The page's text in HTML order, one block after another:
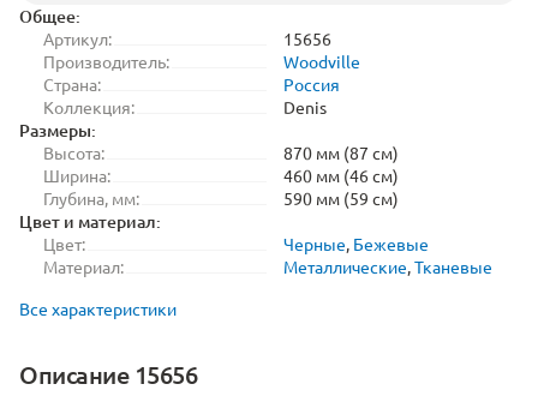
Общее:
Артикул:
15656
Производитель:
Woodville
Страна:
Россия
Коллекция:
Denis
Размеры:
Высота:
870 мм (87 см)
Ширина:
460 мм (46 см)
Глубина, мм:
590 мм (59 см)
Цвет и материал:
Цвет: Черные, Бежевые
Материал:
Металлические,Тканевые
Все характеристики
Описание 15656